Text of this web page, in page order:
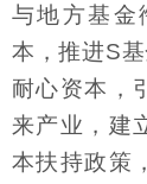
与地方基金
本，推进S
耐心资本，
来产业，建
本扶持政策